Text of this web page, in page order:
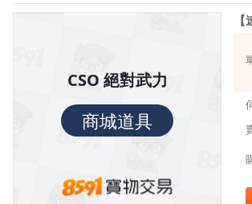
CSO 絕對武力
商城道具